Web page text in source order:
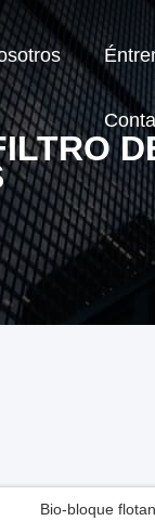
Bio-bloque